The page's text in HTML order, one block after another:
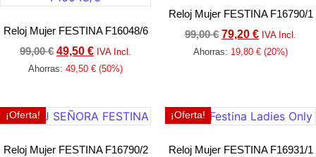
Reloj Mujer FESTINA F16048/6
99,00€ 49,50 € IVA Incl.
Ahorras: 49,50 € (50%)
Reloj Mujer FESTINA F16790/1
99,00€ 79,20 € IVA Incl.
Ahorras: 19,80 € (20%)
¡Oferta!
Reloj Mujer FESTINA F16790/2
¡Oferta!
Reloj Mujer FESTINA F16931/1